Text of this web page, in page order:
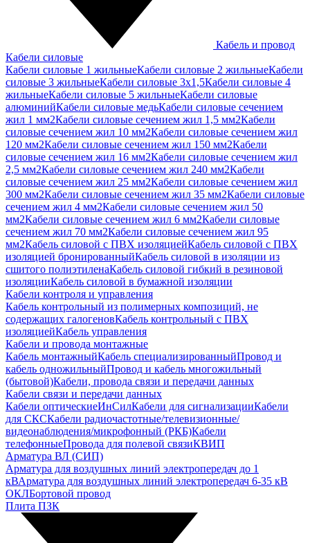
Кабель и провод
Кабели силовые
Кабели силовые 1 жильныеКабели силовые 2 жильныеКабели
силовые 3 жильныеКабели силовые 3х1,5Кабели силовые 4
жильныеКабели силовые 5 жильныеКабели силовые
алюминийКабели силовые медьКабели силовые сечением
жил 1 мм2Кабели силовые сечением жил 1,5 мм2Кабели
силовые сечением жил 10 мм2Кабели силовые сечением жил
120 мм2Кабели силовые сечением жил 150 мм2Кабели
силовые сечением жил 16 мм2Кабели силовые сечением жил
2,5 мм2Кабели силовые сечением жил 240 мм2Кабели
силовые сечением жил 25 мм2Кабели силовые сечением жил
300 мм2Кабели силовые сечением жил 35 мм2Кабели силовые
сечением жил 4 мм2Кабели силовые сечением жил 50
мм2Кабели силовые сечением жил 6 мм2Кабели силовые
сечением жил 70 мм2Кабели силовые сечением жил 95
мм2Кабель силовой с ПВХ изоляциейКабель силовой с ПВХ
изоляцией бронированныйКабель силовой в изоляции из
сшитого полиэтиленаКабель силовой гибкий в резиновой
изоляцииКабель силовой в бумажной изоляции
Кабели контроля и управления
Кабель контрольный из полимерных композиций, не
содержащих галогеновКабель контрольный с ПВХ
изоляциейКабель управления
Кабели и провода монтажные
Кабель монтажныйКабель специализированныйПровод и
кабель одножильныйПровод и кабель многожильный
(бытовой)Кабели, провода связи и передачи данных
Кабели связи и передачи данных
Кабели оптическиеИнСилКабели для сигнализацииКабели
для СКСКабели радиочастотные/телевизионные/
видеонаблюдения/микрофонный (РКБ)Кабели
телефонныеПровода для полевой связиКВИП
Арматура ВЛ (СИП)
Арматура для воздушных линий электропередач до 1
кВАрматура для воздушных линий электропередач 6-35 кВ
ОКЛБортовой провод
Плита ПЗК